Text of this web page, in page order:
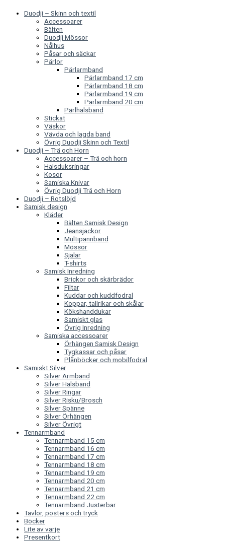
Duodji – Skinn och textil
Accessoarer
Bälten
Duodji Mössor
Nålhus
Påsar och säckar
Pärlor
Pärlarmband
Pärlarmband 17 cm
Pärlarmband 18 cm
Pärlarmband 19 cm
Pärlarmband 20 cm
Pärlhalsband
Stickat
Väskor
Vävda och lagda band
Övrig Duodji Skinn och Textil
Duodji – Trä och Horn
Accessoarer – Trä och horn
Halsduksringar
Kosor
Samiska Knivar
Övrig Duodji Trä och Horn
Duodji – Rotslöjd
Samisk design
Kläder
Bälten Samisk Design
Jeansjackor
Multipannband
Mössor
Sjalar
T-shirts
Samisk Inredning
Brickor och skärbrädor
Filtar
Kuddar och kuddfodral
Koppar, tallrikar och skålar
Kökshanddukar
Samiskt glas
Övrig Inredning
Samiska accessoarer
Örhängen Samisk Design
Tygkassar och påsar
Plånböcker och mobilfodral
Samiskt Silver
Silver Armband
Silver Halsband
Silver Ringar
Silver Risku/Brosch
Silver Spänne
Silver Örhängen
Silver Övrigt
Tennarmband
Tennarmband 15 cm
Tennarmband 16 cm
Tennarmband 17 cm
Tennarmband 18 cm
Tennarmband 19 cm
Tennarmband 20 cm
Tennarmband 21 cm
Tennarmband 22 cm
Tennarmband Justerbar
Tavlor, posters och tryck
Böcker
Lite av varje
Presentkort